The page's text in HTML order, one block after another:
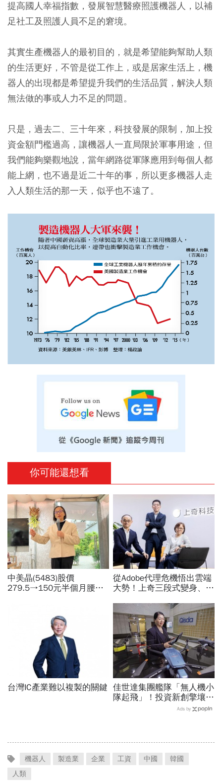
提高國人幸福指數，發展智慧醫療照護機器人，以補
足社工及照護人員不足的窘境。
其實生產機器人的最初目的，就是希望能夠幫助人類
的生活更好，不管是從工作上，或是居家生活上，機
器人的出現都是希望提升我們的生活品質，解決人類
無法做的事或人力不足的問題。
只是，過去二、三十年來，科技發展的限制，加上投
資金額門檻過高，讓機器人一直局限於軍事用途，但
我們能夠樂觀地說，當年網路從軍隊應用到每個人都
能上網，也不過是近二十年的事，所以更多機器人走
入人類生活的那一天，似乎也不遠了。
你可能還想看
中美晶(5483)股價
279.5→150元半個月腰
從Adobe代理危機悟出雲端
大勢！上奇三段式變身、季
無人機3D列印財
台灣IC產業難以複製的關鍵 佳世達集團艦隊「無人機小
隊起飛」！投資新創擎壤、
翔隆，總座親督軍養大精
Ads by
機器人 製造業 企業 工資 中國
韓國
人類